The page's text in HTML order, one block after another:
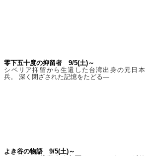
零下五十度の抑留者 9/5(土)～
シベリア抑留から生還した台湾出身の元日本
兵。 深く閉ざされた記憶をたどる—
よき谷の物語 9/5(土)～